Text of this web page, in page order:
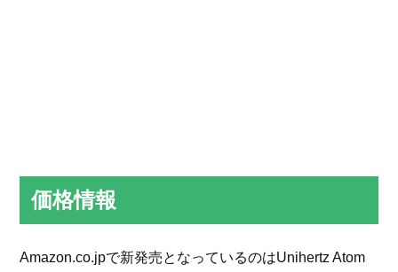
価格情報
Amazon.co.jpで新発売となっているのはUnihertz Atom